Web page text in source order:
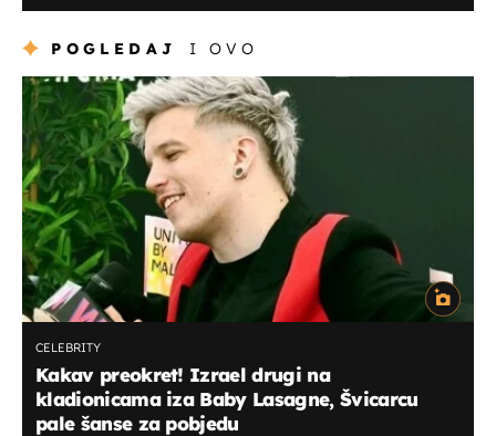
POGLEDAJ I OVO
CELEBRITY
Kakav preokret! Izrael drugi na
kladionicama iza Baby Lasagne, Švicarcu
pale šanse za pobjedu